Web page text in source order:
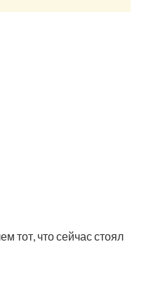
тот, что сейчас стоял